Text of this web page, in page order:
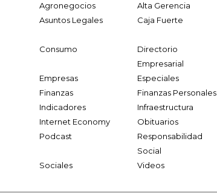
Agronegocios Alta Gerencia
Asuntos Legales
Caja Fuerte
Consumo
Directorio
Empresarial
Empresas Especiales
Finanzas
Finanzas Personales
Indicadores
Infraestructura
Internet Economy
Obituarios
Podcast
Responsabilidad
Social
Sociales Videos